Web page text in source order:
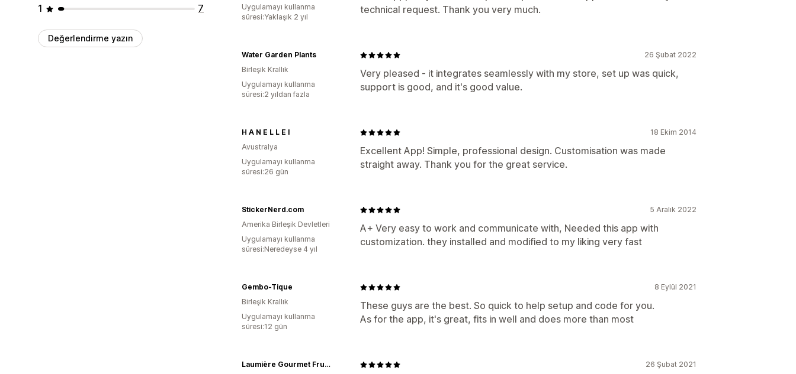
1
7
Değerlendirme yazın
technical request. Thank you very much.
Uygulamayı kullanma
süresi:Yaklaşık 2 yıl
26 Şubat 2022
Very pleased - it integrates seamlessly with my store, set up was quick,
support is good, and it's good value.
Water Garden Plants
Birleşik Krallık
Uygulamayı kullanma
süresi:2 yıldan fazla
18 Ekim 2014
Excellent App! Simple, professional design. Customisation was made
straight away. Thank you for the great service.
H A N E L L E I
Avustralya
Uygulamayı kullanma
süresi:26 gün
5 Aralık 2022
A+ Very easy to work and communicate with, Needed this app with
customization. they installed and modified to my liking very fast
StickerNerd.com
Amerika Birleşik Devletleri
Uygulamayı kullanma
süresi:Neredeyse 4 yıl
8 Eylül 2021
These guys are the best. So quick to help setup and code for you.
As for the app, it's great, fits in well and does more than most
Gembo-Tique
Birleşik Krallık
Uygulamayı kullanma
süresi:12 gün
26 Şubat 2021
Laumière Gourmet Fruits